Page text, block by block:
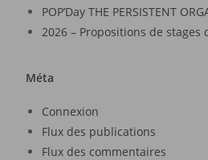
POP’Day THE PERSISTENT
2026 – Propositions de stages
Méta
Connexion
Flux des publications
Flux des commentaires